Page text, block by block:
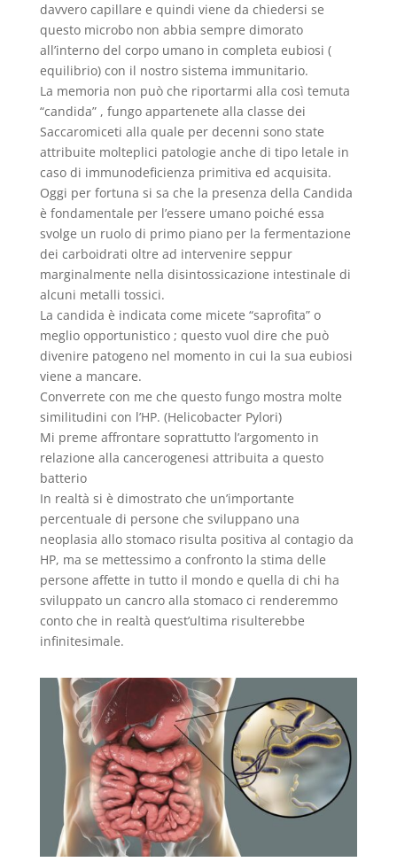
davvero capillare e quindi viene da chiedersi se
questo microbo non abbia sempre dimorato
all’interno del corpo umano in completa eubiosi (
equilibrio) con il nostro sistema immunitario.
La memoria non può che riportarmi alla così temuta
“candida” , fungo appartenete alla classe dei
Saccaromiceti alla quale per decenni sono state
attribuite molteplici patologie anche di tipo letale in
caso di immunodeficienza primitiva ed acquisita.
Oggi per fortuna si sa che la presenza della Candida
è fondamentale per l’essere umano poiché essa
svolge un ruolo di primo piano per la fermentazione
dei carboidrati oltre ad intervenire seppur
marginalmente nella disintossicazione intestinale di
alcuni metalli tossici.
La candida è indicata come micete “saprofita” o
meglio opportunistico ; questo vuol dire che può
divenire patogeno nel momento in cui la sua eubiosi
viene a mancare.
Converrete con me che questo fungo mostra molte
similitudini con l’HP. (Helicobacter Pylori)
Mi preme affrontare soprattutto l’argomento in
relazione alla cancerogenesi attribuita a questo
batterio
In realtà si è dimostrato che un’importante
percentuale di persone che sviluppano una
neoplasia allo stomaco risulta positiva al contagio da
HP, ma se mettessimo a confronto la stima delle
persone affette in tutto il mondo e quella di chi ha
sviluppato un cancro alla stomaco ci renderemmo
conto che in realtà quest’ultima risulterebbe
infinitesimale.